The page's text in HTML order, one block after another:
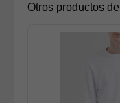
Otros productos